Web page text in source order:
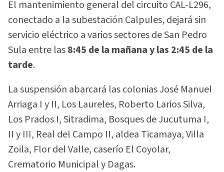
El mantenimiento general del circuito CAL-L296,
conectado a la subestación Calpules, dejará sin
servicio eléctrico a varios sectores de San Pedro
Sula entre las8:45 de la mañana y las 2:45 de la
tarde.
La suspensión abarcará las colonias José Manuel
Arriaga I y II, Los Laureles, Roberto Larios Silva,
Los Prados I, Sitradima, Bosques de Jucutuma I,
II y III, Real del Campo II, aldea Ticamaya, Villa
Zoila, Flor del Valle, caserío El Coyolar,
Crematorio Municipal y Dagas.